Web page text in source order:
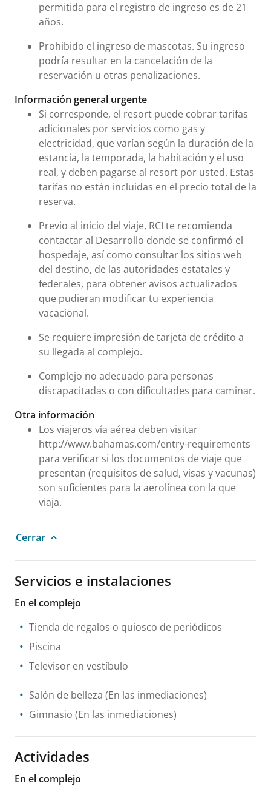
permitida para el registro de ingreso es de 21
años.
Prohibido el ingreso de mascotas. Su ingreso
podría resultar en la cancelación de la
reservación u otras penalizaciones.
Información general urgente
Si corresponde, el resort puede cobrar tarifas
adicionales por servicios como gas y
electricidad, que varían según la duración de la
estancia, la temporada, la habitación y el uso
real, y deben pagarse al resort por usted. Estas
tarifas no están incluidas en el precio total de la
reserva.
Previo al inicio del viaje, RCI te recomienda
contactar al Desarrollo donde se confirmó el
hospedaje, así como consultar los sitios web
del destino, de las autoridades estatales y
federales, para obtener avisos actualizados
que pudieran modificar tu experiencia
vacacional.
Se requiere impresión de tarjeta de crédito a
su llegada al complejo.
Complejo no adecuado para personas
discapacitadas o con dificultades para caminar.
Otra información
Los viajeros vía aérea deben visitar
http://www.bahamas.com/entry-requirements
para verificar si los documentos de viaje que
presentan (requisitos de salud, visas y vacunas)
son suficientes para la aerolínea con la que
viaja.
Cerrar
Servicios e instalaciones
En el complejo
Tienda de regalos o quiosco de periódicos
Piscina
Televisor en vestíbulo
Salón de belleza (En las inmediaciones)
Gimnasio (En las inmediaciones)
Actividades
En el complejo